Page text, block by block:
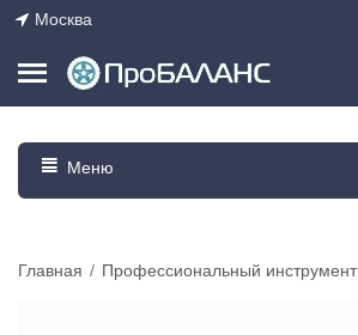
Москва
Меню
Главная / Профессиональный инструмент